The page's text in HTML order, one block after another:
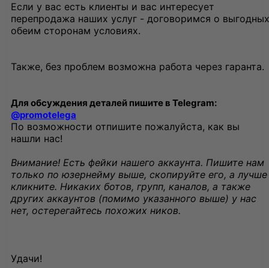
Если у вас есть клиенты и вас интересует
перепродажа наших услуг - договоримся о выгодных
обеим сторонам условиях.
Также, без проблем возможна работа через гаранта.
Для обсуждения деталей пишите в Telegram:
@promotelega
По возможности отпишите пожалуйста, как вы
нашли нас!
Внимание! Есть фейки нашего аккаунта. Пишите нам
только по юзернейму выше, скопируйте его, а лучше
кликните. Никаких ботов, групп, каналов, а также
других аккаунтов (помимо указанного выше) у нас
нет, остерегайтесь похожих ников.
Удачи!